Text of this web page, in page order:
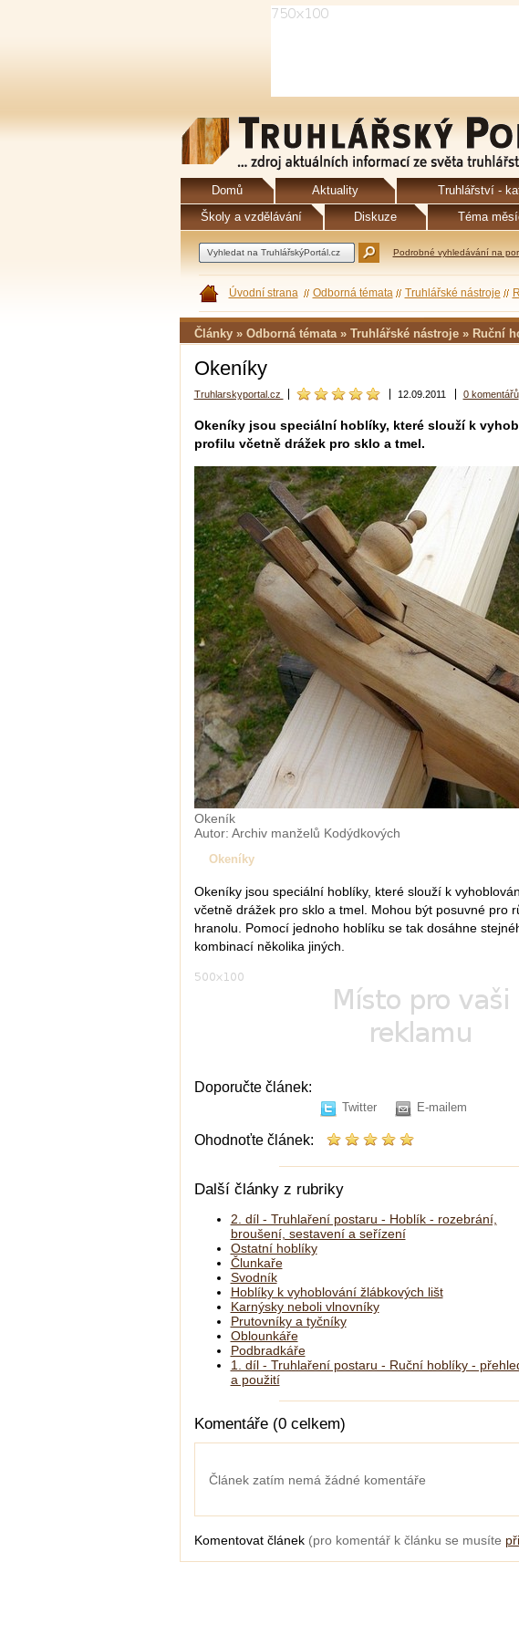
Domů Aktuality Truhlářství -
Školy a vzdělávání
Diskuze Téma
Podrobné vyhledávání na
Úvodní strana Odborná témata Truhlářské nástroje
Články » Odborná témata » Truhlářské nástroje » Ruční
Okeníky
Truhlarskyportal.cz 12.09.2011 0 komentářů
Okeníky jsou speciální hoblíky, které slouží k
profilu včetně drážek pro sklo a tmel.
Okeník
Autor: Archiv manželů Kodýdkových
Okeníky
Okeníky jsou speciální hoblíky, které slouží k
včetně drážek pro sklo a tmel. Mohou být posuvné pro
hranolu. Pomocí jednoho hoblíku se tak dosáhne
kombinací několika jiných.
Doporučte článek:
Twitter E-mailem
Ohodnoťte článek:
Další články z rubriky
2. díl - Truhlaření postaru - Hoblík - rozebrání,
broušení, sestavení a seřízení
Ostatní hoblíky
Člunkaře
Svodník
Hoblíky k vyhoblování žlábkových lišt
Karnýsky neboli vlnovníky
Prutovníky a tyčníky
Oblounkáře
Podbradkáře
1. díl - Truhlaření postaru - Ruční hoblíky -
a použití
Komentáře (0 celkem)
Článek zatím nemá žádné komentáře
Komentovat článek (pro komentář k článku se musíte